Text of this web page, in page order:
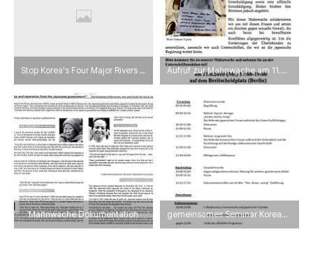
Stop Korea's Four Major Rivers Project Aufruf zur Mahnwache am 11.08.2010
Mahnwache Dokumentation gemeinsames Seminar Koreanische Frauengruppe +Japanische fraueninitiative 31.10.2009